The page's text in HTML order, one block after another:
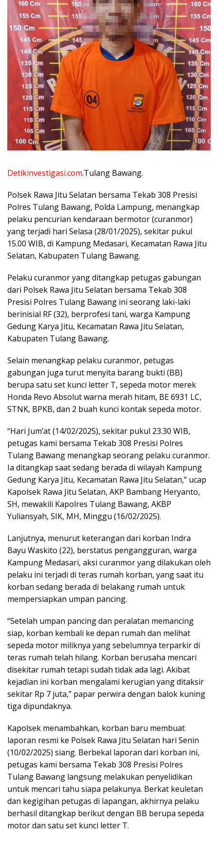
Detikinvestigasi.com.Tulang Bawang.
Polsek Rawa Jitu Selatan bersama Tekab 308 Presisi
Polres Tulang Bawang, Polda Lampung, menangkap
pelaku pencurian kendaraan bermotor (curanmor)
yang terjadi hari Selasa (28/01/2025), sekitar pukul
15.00 WIB, di Kampung Medasari, Kecamatan Rawa Jitu
Selatan, Kabupaten Tulang Bawang.
Pelaku curanmor yang ditangkap petugas gabungan
dari Polsek Rawa Jitu Selatan bersama Tekab 308
Presisi Polres Tulang Bawang ini seorang laki-laki
berinisial RF (32), berprofesi tani, warga Kampung
Gedung Karya Jitu, Kecamatan Rawa Jitu Selatan,
Kabupaten Tulang Bawang.
Selain menangkap pelaku curanmor, petugas
gabungan juga turut menyita barang bukti (BB)
berupa satu set kunci letter T, sepeda motor merek
Honda Revo Absolut warna merah hitam, BE 6931 LC,
STNK, BPKB, dan 2 buah kunci kontak sepeda motor.
“Hari Jum’at (14/02/2025), sekitar pukul 23.30 WIB,
petugas kami bersama Tekab 308 Presisi Polres
Tulang Bawang menangkap seorang pelaku curanmor.
Ia ditangkap saat sedang berada di wilayah Kampung
Gedung Karya Jitu, Kecamatan Rawa Jitu Selatan,” ucap
Kapolsek Rawa Jitu Selatan, AKP Bambang Heryanto,
SH, mewakili Kapolres Tulang Bawang, AKBP
Yuliansyah, SIK, MH, Minggu (16/02/2025).
Lanjutnya, menurut keterangan dari korban Indra
Bayu Waskito (22), berstatus pengangguran, warga
Kampung Medasari, aksi curanmor yang dilakukan oleh
pelaku ini terjadi di teras rumah korban, yang saat itu
korban sedang berada di belakang rumah untuk
mempersiapkan umpan pancing.
“Setelah umpan pancing dan peralatan memancing
siap, korban kembali ke depan rumah dan melihat
sepeda motor miliknya yang sebelumnya terparkir di
teras rumah telah hilang. Korban berusaha mencari
disekitar rumah tetapi sudah tidak ada lagi. Akibat
kejadian ini korban mengalami kerugian yang ditaksir
sekitar Rp 7 juta,” papar perwira dengan balok kuning
tiga dipundaknya.
Kapolsek menambahkan, korban baru membuat
laporan resmi ke Polsek Rawa Jitu Selatan hari Senin
(10/02/2025) siang. Berbekal laporan dari korban ini,
petugas kami bersama Tekab 308 Presisi Polres
Tulang Bawang langsung melakukan penyelidikan
untuk mencari tahu siapa pelakunya. Berkat keuletan
dan kegigihan petugas di lapangan, akhirnya pelaku
berhasil ditangkap berikut dengan BB berupa sepeda
motor dan satu set kunci letter T.